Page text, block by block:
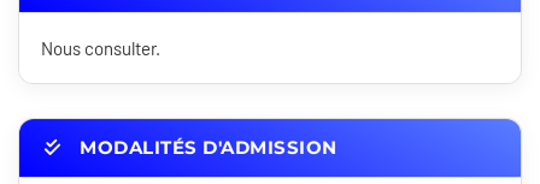
Nous consulter.
MODALITÉS D'ADMISSION